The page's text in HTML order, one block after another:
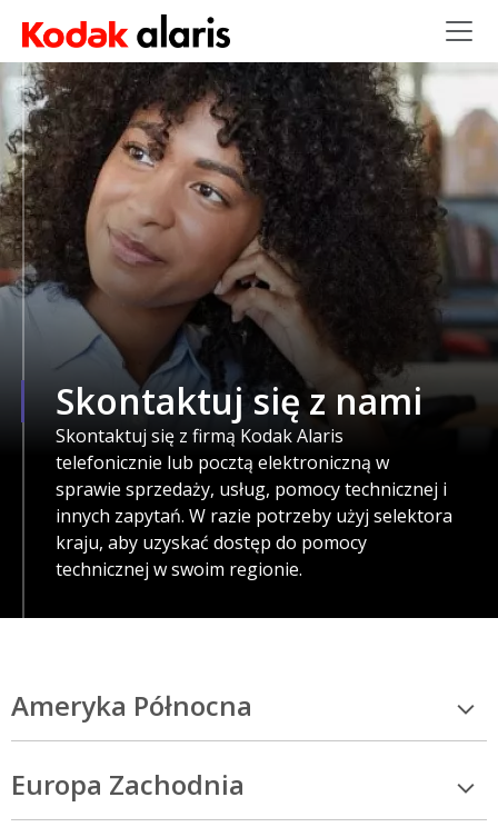
Skontaktuj się z nami
Skontaktuj się z firmą Kodak Alaris
telefonicznie lub pocztą elektroniczną w
sprawie sprzedaży, usług, pomocy technicznej i
innych zapytań. W razie potrzeby użyj selektora
kraju, aby uzyskać dostęp do pomocy
technicznej w swoim regionie.
Ameryka Północna
Europa Zachodnia